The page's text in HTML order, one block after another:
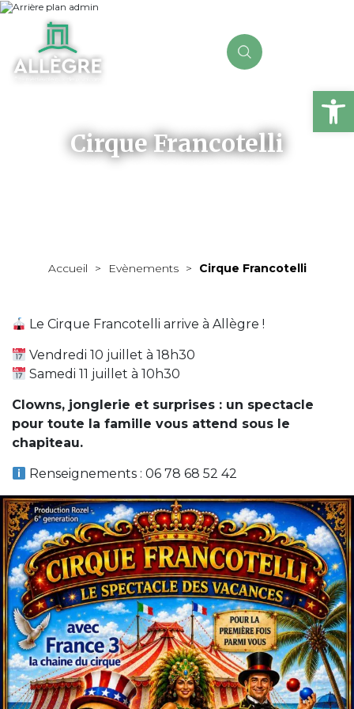
Cirque Francotelli
Accueil > Evènements > Cirque Francotelli
Le Cirque Francotelli arrive à Allègre !
Vendredi 10 juillet à 18h30
Samedi 11 juillet à 10h30
Clowns, jonglerie et surprises : un spectacle
pour toute la famille vous attend sous le
chapiteau.
Renseignements : 06 78 68 52 42